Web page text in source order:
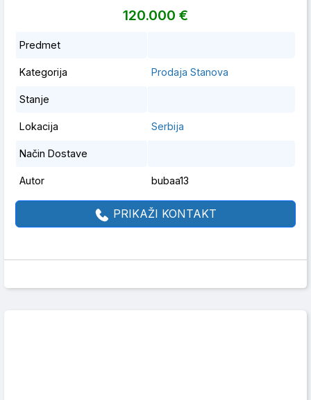
120.000 €
Predmet
Kategorija Prodaja Stanova
Stanje
Lokacija Serbija
Način Dostave
Autor bubaa13
PRIKAŽI KONTAKT